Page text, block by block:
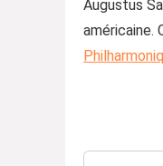
Augustus
américaine.